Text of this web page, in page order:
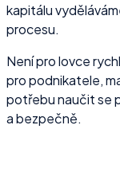
kapitálu
procesu.
Není pro lovce
pro podnikatele,
potřebu naučit se
a bezpečně.